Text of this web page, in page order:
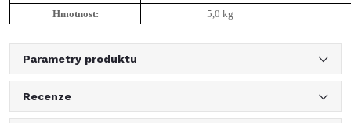
Hmotnost:
5,0 kg
Parametry produktu
Recenze